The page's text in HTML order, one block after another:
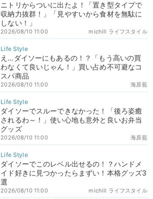
ニトリからついに出たよ！「置き型タイプで
収納力抜群！」「見やすいから食材を無駄に
しない！」
michill ライフスタイル
2026/08/10 11:00
え…ダイソーにもあるの！？「もう高いの買
わなくて良いじゃん！」買い占め不可避なコ
スパ商品
海原藍
2026/08/10 11:00
ダイソーでスルーできなかった！「後ろ姿癒
されるわ～！」使い心地も意外と良いお弁当
グッズ
海原藍
2026/08/10 11:00
ダイソーでこのレベル出せるの！？ハンドメ
イド好きに見つかったらまずい！本格グッズ3
選
michill ライフスタイル
2026/08/10 11:00